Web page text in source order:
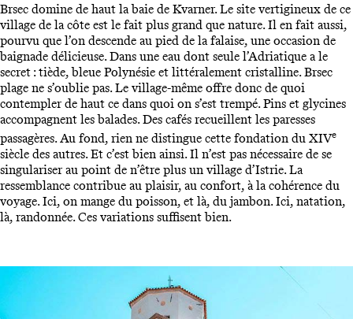
Brsec domine de haut la baie de Kvarner. Le site vertigineux de ce
village de la côte est le fait plus grand que nature. Il en fait aussi,
pourvu que l’on descende au pied de la falaise, une occasion de
baignade délicieuse. Dans une eau dont seule l’Adriatique a le
secret : tiède, bleue Polynésie et littéralement cristalline. Brsec
plage ne s’oublie pas. Le village-même offre donc de quoi
contempler de haut ce dans quoi on s’est trempé. Pins et glycines
accompagnent les balades. Des cafés recueillent les paresses
passagères. Au fond, rien ne distingue cette fondation du XIVe
siècle des autres. Et c’est bien ainsi. Il n’est pas nécessaire de se
singulariser au point de n’être plus un village d’Istrie. La
ressemblance contribue au plaisir, au confort, à la cohérence du
voyage. Ici, on mange du poisson, et là, du jambon. Ici, natation,
là, randonnée. Ces variations suffisent bien.